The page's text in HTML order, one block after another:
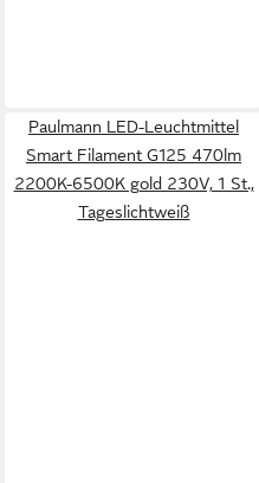
Paulmann LED-Leuchtmittel
Smart Filament G125 470lm
2200K-6500K gold 230V, 1 St.,
Tageslichtweiß